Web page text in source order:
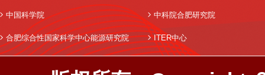
中国科学院 中科院合肥研究院
合肥综合性国家科学中心能源研究院 ITER中心